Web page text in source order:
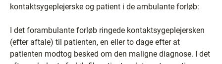
kontaktsygeplejerske og patient i de ambulante forløb:
I det forambulante forløb ringede kontaktsygeplejersken
(efter aftale) til patienten, en eller to dage efter at
patienten modtog besked om den maligne diagnose. I det